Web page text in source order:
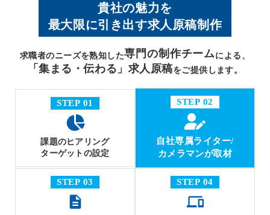
貴社の魅力を
最大限に引き出す求人原稿制作
求職者のニーズを熟知した専門の制作チーム による、
「集まる・伝わる」求人原稿をご提供します。
STEP 01
課題のヒアリング
ターゲットの設定
STEP 02
自社専属ライター/
カメラマンが取材
STEP 03
description
STEP 04
phonelink